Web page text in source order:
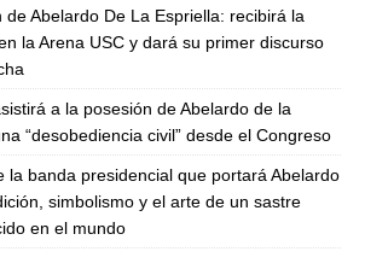
Abelardo De La Espriella: recibirá la
la Arena USC y dará su primer discurso
a la posesión de Abelardo de la
“desobediencia civil” desde el Congreso
la banda presidencial que portará Abelardo
simbolismo y el arte de un sastre
en el mundo